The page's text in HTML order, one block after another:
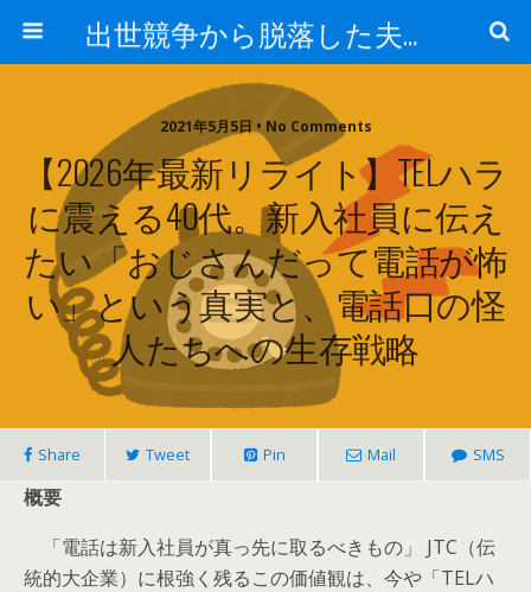
出世競争から脱落した夫と妻の日常
2021年5月5日 • No Comments
【2026年最新リライト】TELハラ
に震える40代。新入社員に伝え
たい「おじさんだって電話が怖
い」という真実と、電話口の怪
人たちへの生存戦略
Share Tweet Pin Mail SMS
概要
「電話は新入社員が真っ先に取るべきもの」 JTC（伝
統的大企業）に根強く残るこの価値観は、今や「TELハ